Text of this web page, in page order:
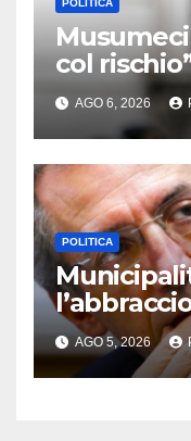
POLITICA
col
AGO 6, 2026
POLITICA
AGO 5, 2026